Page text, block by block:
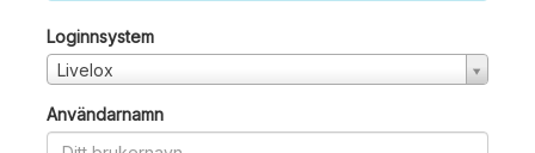
Loginnsystem
Livelox
Användarnamn